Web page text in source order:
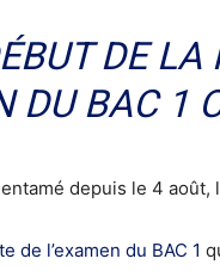
DE
DU BAC 1
depuis le 4
de l’examen du BAC 1